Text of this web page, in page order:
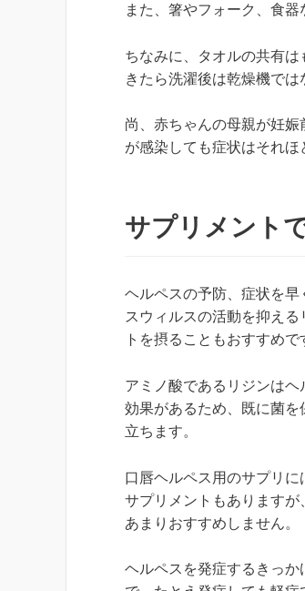
また、箸やフォーク、食
ちなみに、タオルの共有
きたら洗濯後は乾燥機では
尚、赤ちゃんの母親が妊
が感染しても症状はそれほ
サプリメント
ヘルペスの予防、症状を
スウィルスの活動を抑え
トを摂ることもおすすめで
アミノ酸であるリジンは
効果があるため、既に菌
立ちます。
口唇ヘルペス用のサプリ
サプリメントもあります
あまりおすすめしません。
ヘルペスを発症するきっ